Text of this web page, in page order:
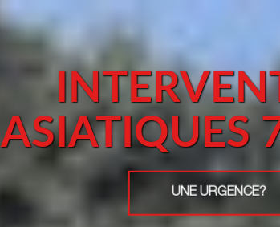
ASIATIQUES
UNE URGENCE?